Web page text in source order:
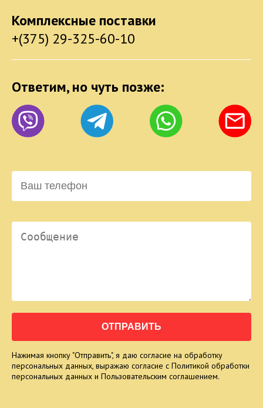
Комплексные поставки
+(375) 29-325-60-10
Ответим, но чуть позже:
Нажимая кнопку "Отправить", я даю согласие на обработку
персональных данных, выражаю согласие с Политикой обработки
персональных данных и Пользовательским соглашением.